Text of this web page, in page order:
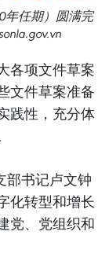
年任期）圆满完
各项文件草案
文件草案准备
践性，充分体
部书记卢文钟
化转型和增长
党、党组织和